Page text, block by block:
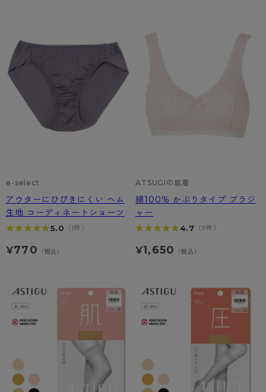
e-select
アウターにひびきにくい ヘム
生地 コーディネートショーツ
★★★★★
★★★★★5.0 （1件）
¥770 （税込）
ATSUGIの肌着
綿100% かぶりタイプ ブラジ
ャー
★★★★★
★★★★★ 4.7（3件）
¥1,650 （税込）